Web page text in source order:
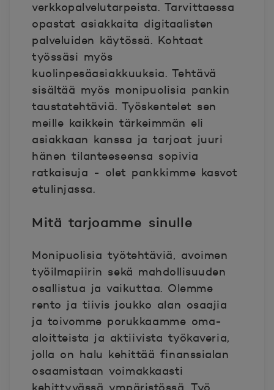
verkkopalvelutarpeista. Tarvittaessa
opastat asiakkaita digitaalisten
palveluiden käytössä. Kohtaat
työssäsi myös
kuolinpesäasiakkuuksia. Tehtävä
sisältää myös monipuolisia pankin
taustatehtäviä. Työskentelet sen
meille kaikkein tärkeimmän eli
asiakkaan kanssa ja tarjoat juuri
hänen tilanteeseensa sopivia
ratkaisuja - olet pankkimme kasvot
etulinjassa.
Mitä tarjoamme sinulle
Monipuolisia työtehtäviä, avoimen
työilmapiirin sekä mahdollisuuden
osallistua ja vaikuttaa. Olemme
rento ja tiivis joukko alan osaajia
ja toivomme porukkaamme oma-
aloitteista ja aktiivista työkaveria,
jolla on halu kehittää finanssialan
osaamistaan voimakkaasti